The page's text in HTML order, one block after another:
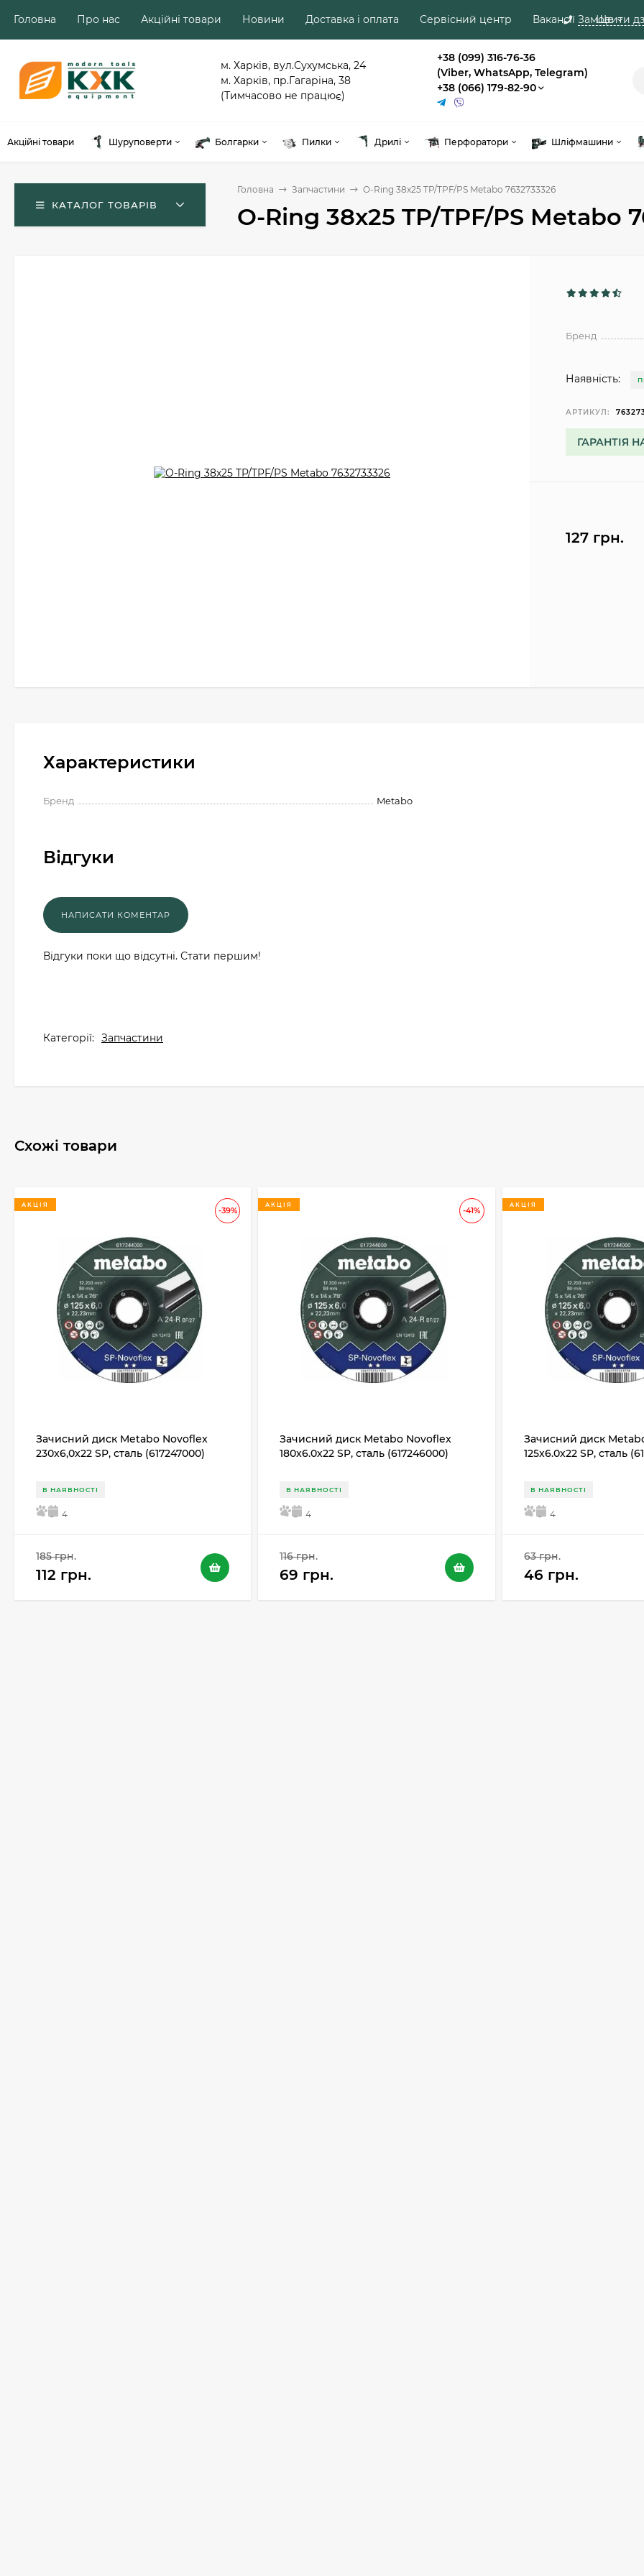
Замовити
Головна Про нас Акційні товари Новини Доставка і оплата Сервісний центр Вакансії Ще
м. Харків, вул.Сухумська, 24
м. Харків, пр.Гагаріна, 38
(Тимчасово не працює)
+38 (099) 316-76-36
(Viber, WhatsApp, Telegram)
+38 (066) 179-82-90
Акційні товари Шуруповерти Болгарки Пилки Дрилі Перфоратори Шліфмашини
КАТАЛОГ ТОВАРІВ
Головна Запчастини O-Ring 38x25 TP/TPF/PS Metabo 7632733326
O-Ring 38x25 TP/TPF/PS Metabo
Бренд
Наявність:
АРТИКУЛ:
ГАРАНТІЯ
127 грн.
Характеристики
Бренд Metabo
Відгуки
Відгуки поки що відсутні. Стати першим!
Категорії: Запчастини
Схожі товари
-39%
АКЦІЯ
Зачисний диск Metabo Novoflex
230x6,0х22 SP, сталь (617247000)
В НАЯВНОСТІ
5 4
185 грн.
112 грн.
-41%
АКЦІЯ
Зачисний диск Metabo Novoflex
180x6.0х22 SP, сталь (617246000)
В НАЯВНОСТІ
5 4
116 грн.
69 грн.
АКЦІЯ
Зачисний диск
125x6.0х22 SP, сталь
В НАЯВНОСТІ
5 4
63 грн.
46 грн.